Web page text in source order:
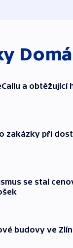
a obtěžující
zakázky při
se stal
budovy ve